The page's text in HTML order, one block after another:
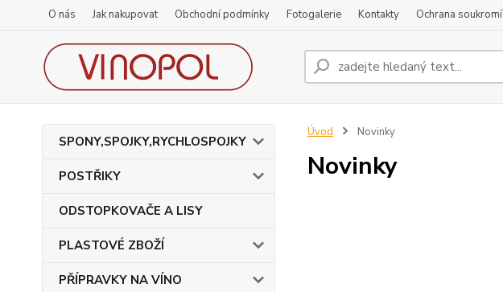
O nás Jak nakupovat Obchodní podmínky Fotogalerie Kontakty Ochrana soukromí
SPONY,SPOJKY,RYCHLOSPOJKY
POSTŘIKY
ODSTOPKOVAČE A LISY
PLASTOVÉ ZBOŽÍ
PŘÍPRAVKY NA VÍNO
Úvod Novinky
Novinky